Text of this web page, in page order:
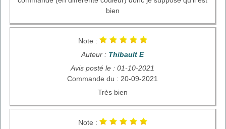
bien
Note :
Auteur : Thibault E
Avis posté le : 01-10-2021
Commande du : 20-09-2021
Très bien
Note :